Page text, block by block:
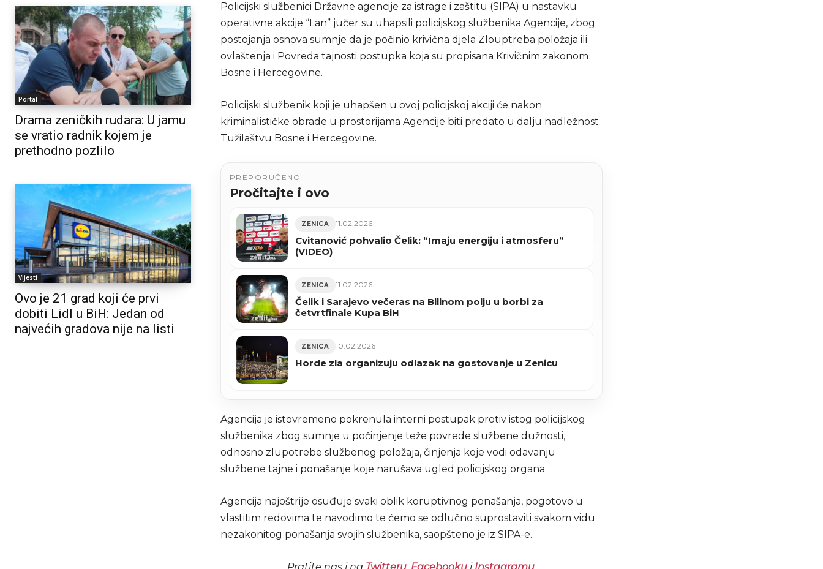
Portal
Drama zeničkih rudara: U jamu
se vratio radnik kojem je
prethodno pozlilo
Vijesti
Ovo je 21 grad koji će prvi
dobiti Lidl u BiH: Jedan od
najvećih gradova nije na listi
Policijski službenici Državne agencije za istrage i zaštitu (SIPA) u nastavku
operativne akcije “Lan” jučer su uhapsili policijskog službenika Agencije, zbog
postojanja osnova sumnje da je počinio krivična djela Zlouptreba položaja ili
ovlaštenja i Povreda tajnosti postupka koja su propisana Krivičnim zakonom
Bosne i Hercegovine.
Policijski službenik koji je uhapšen u ovoj policijskoj akciji će nakon
kriminalističke obrade u prostorijama Agencije biti predato u dalju nadležnost
Tužilaštvu Bosne i Hercegovine.
PREPORUČENO
Pročitajte i ovo
ZENICA 11.02.2026
Cvitanović pohvalio Čelik: “Imaju energiju i atmosferu”
(VIDEO)
ZENICA 11.02.2026
Čelik i Sarajevo večeras na Bilinom polju u borbi za
četvrtfinale Kupa BiH
ZENICA 10.02.2026
Horde zla organizuju odlazak na gostovanje u Zenicu
Agencija je istovremeno pokrenula interni postupak protiv istog policijskog
službenika zbog sumnje u počinjenje teže povrede službene dužnosti,
odnosno zlupotrebe službenog položaja, činjenja koje vodi odavanju
službene tajne i ponašanje koje narušava ugled policijskog organa.
Agencija najoštrije osuđuje svaki oblik koruptivnog ponašanja, pogotovo u
vlastitim redovima te navodimo te ćemo se odlučno suprostaviti svakom vidu
nezakonitog ponašanja svojih službenika, saopšteno je iz SIPA-e.
Pratite nas i na Twitteru, Facebookui Instagramu.